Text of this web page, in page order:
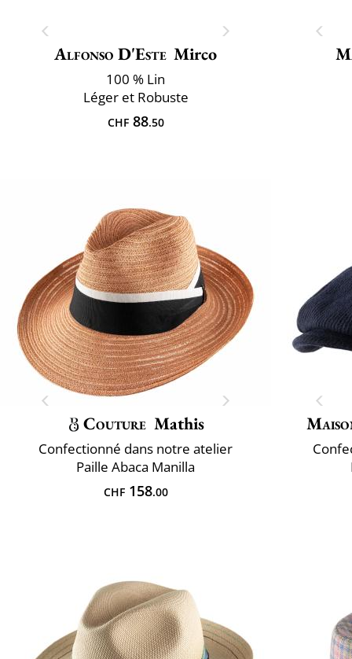
Alfonso D'Este Mirco
100 % Lin
Léger et Robuste
CHF88.50
Couture Mathis
Confectionné dans notre atelier
Paille Abaca Manilla
CHF158.00